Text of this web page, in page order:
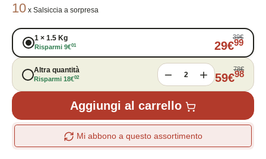
10 x Salsiccia a sorpresa
1 × 1.5 Kg
Risparmi 9€01
39€
29€99
Altra quantità
Risparmi 18€02 2
78€
59€98
Aggiungi al carrello
Mi abbono a questo assortimento